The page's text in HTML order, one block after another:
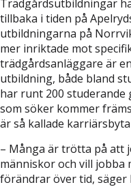
Trädgårdsutbildningar
tillbaka i tiden på
utbildningarna på
mer inriktade mot
trädgårdsanläggare är
utbildning, både bland
har runt 200
som söker kommer
är så kallade
– Många är trötta på att
människor och vill jobba
förändrar över tid, säger